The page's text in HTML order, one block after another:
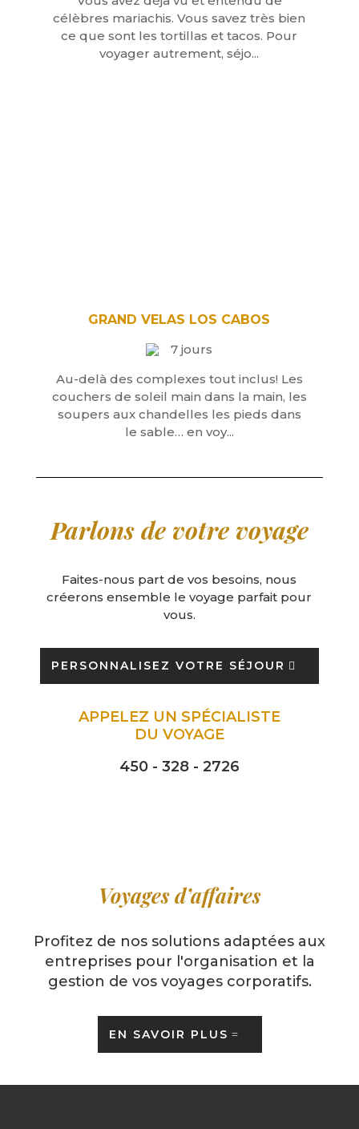
célèbres mariachis. Vous savez très bien
ce que sont les tortillas et tacos. Pour
voyager autrement, séjo...
GRAND VELAS LOS CABOS
7 jours
Au-delà des complexes tout inclus! Les
couchers de soleil main dans la main, les
soupers aux chandelles les pieds dans
le sable… en voy...
Parlons de votre voyage
Faites-nous part de vos besoins, nous
créerons ensemble le voyage parfait pour
vous.
PERSONNALISEZ VOTRE SÉJOUR
APPELEZ UN SPÉCIALISTE
DU VOYAGE
450 - 328 - 2726
Voyages d’affaires
Profitez de nos solutions adaptées aux
entreprises pour l'organisation et la
gestion de vos voyages corporatifs.
EN SAVOIR PLUS